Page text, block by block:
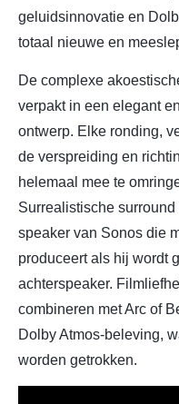
geluidsinnovatie en
totaal nieuwe en
De complexe
verpakt in een elegant
ontwerp. Elke ronding,
de verspreiding en
helemaal mee te
Surrealistische
speaker van Sonos die
produceert als hij wordt
achterspeaker.
combineren met Arc of
Dolby Atmos-beleving,
worden getrokken.